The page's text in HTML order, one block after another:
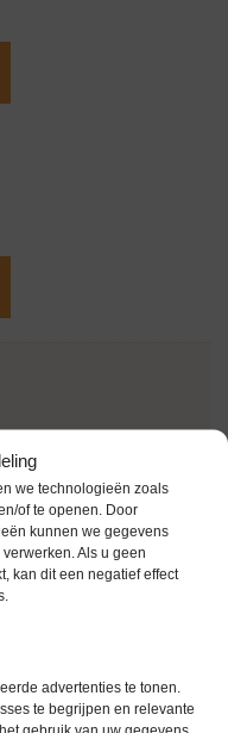
we technologieën zoals
of te openen. Door
kunnen we gegevens
Als u geen
kan dit een negatief effect
advertenties te tonen.
te begrijpen en relevante
conditie